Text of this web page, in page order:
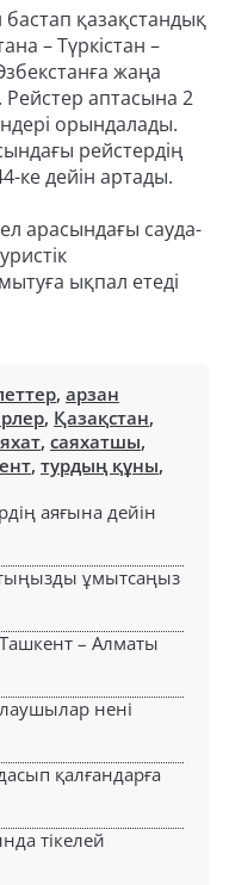
қазақстандық
– Түркістан –
жаңа
аптасына 2
орындалады.
рейстердің
ке дейін артады.
арасындағы сауда-
ықпал етеді
, арзан
, Қазақстан,
, саяхатшы,
, турдың құны,
аяғына дейін
ұмытсаңыз
– Алматы
нені
қалғандарға
тікелей